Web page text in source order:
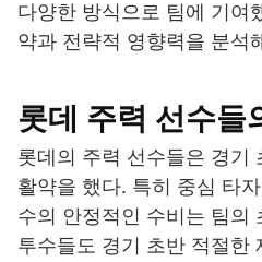
다양한 방식으로 팀에 기여
약과 전략적 영향력을 분석
롯데 주력 선수들
롯데의 주력 선수들은 경기
활약을 했다. 특히 중심 타
수의 안정적인 수비는 팀의
투수들도 경기 초반 적절한